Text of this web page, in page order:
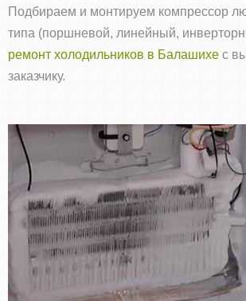
Подбираем и монтируем компрессор
типа (поршневой, линейный,
ремонт холодильников в Балашихе с
заказчику.